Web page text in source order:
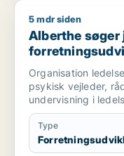
Alberthe søger job
5 mdr siden
Alberthe søger
Organisation
psykisk vejleder,
undervisning i
Type